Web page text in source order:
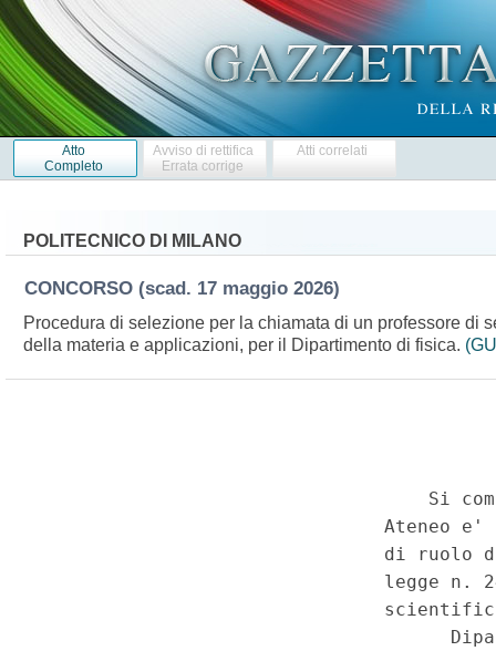
Atto
Completo
Avviso di rettifica
Errata corrige
Atti correlati
POLITECNICO DI MILANO
CONCORSO (scad. 17 maggio 2026)
Procedura di selezione per la chiamata di un professore di
della materia e applicazioni, per il Dipartimento di fisica.